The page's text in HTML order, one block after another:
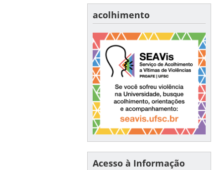
acolhimento
Acesso à Informação